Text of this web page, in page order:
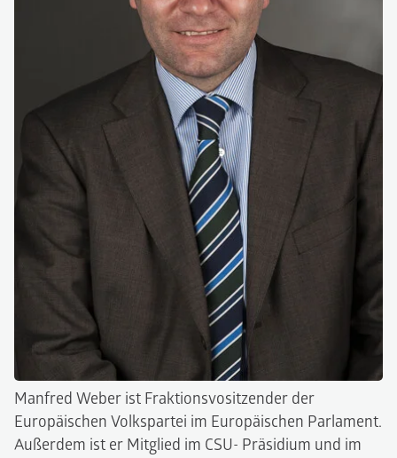
Manfred Weber ist Fraktionsvositzender der
Europäischen Volkspartei im Europäischen Parlament.
Außerdem ist er Mitglied im CSU- Präsidium und im